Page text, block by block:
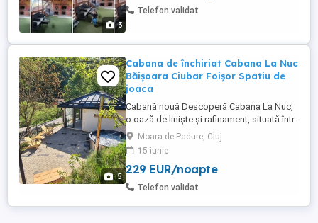
3
camere duble cu băi individuale Bucătărie
Telefon validat
5
Cabana de închiriat Cabana La Nuc
Băișoara Ciubar Foișor Spatiu de
joaca
Cabană nouă Descoperă Cabana La Nuc,
o oază de liniște și rafinament, situată într-
un decor montan spectaculos! La doar
aproximativ 35 km de Cluj-Napoca, în satul
Moara de Pădure, comuna Băișoara,
Cabana La Nuc este alegerea ideală
pentru familii sau grupuri de până la 8
Moara de Padure, Cluj
15 iunie
229 EUR/noapte
Telefon validat